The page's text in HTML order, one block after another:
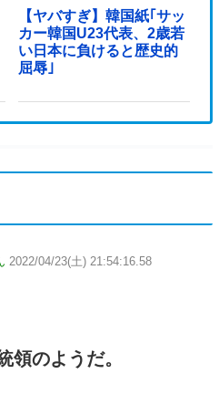
【ヤバすぎ】韓国紙｢サッ
カー韓国U23代表、2歳若
い日本に負けると歴史的
屈辱｣
2022/04/23(土) 21:54:16.58
領のようだ。